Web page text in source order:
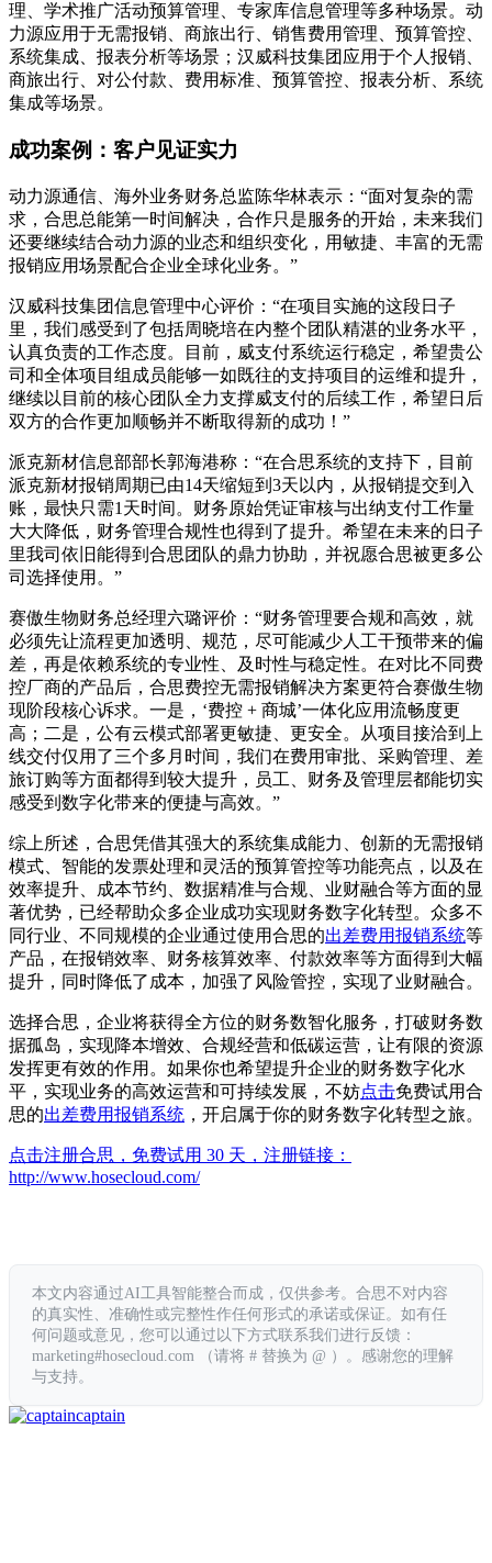
理、学术推广活动预算管理、专家库信息管理等多种场景。动
力源应用于无需报销、商旅出行、销售费用管理、预算管控、
系统集成、报表分析等场景；汉威科技集团应用于个人报销、
商旅出行、对公付款、费用标准、预算管控、报表分析、系统
集成等场景。
成功案例：客户见证实力
动力源通信、海外业务财务总监陈华林表示：“面对复杂的需
求，合思总能第一时间解决，合作只是服务的开始，未来我们
还要继续结合动力源的业态和组织变化，用敏捷、丰富的无需
报销应用场景配合企业全球化业务。”
汉威科技集团信息管理中心评价：“在项目实施的这段日子
里，我们感受到了包括周晓培在内整个团队精湛的业务水平，
认真负责的工作态度。目前，威支付系统运行稳定，希望贵公
司和全体项目组成员能够一如既往的支持项目的运维和提升，
继续以目前的核心团队全力支撑威支付的后续工作，希望日后
双方的合作更加顺畅并不断取得新的成功！”
派克新材信息部部长郭海港称：“在合思系统的支持下，目前
派克新材报销周期已由14天缩短到3天以内，从报销提交到入
账，最快只需1天时间。财务原始凭证审核与出纳支付工作量
大大降低，财务管理合规性也得到了提升。希望在未来的日子
里我司依旧能得到合思团队的鼎力协助，并祝愿合思被更多公
司选择使用。”
赛傲生物财务总经理六璐评价：“财务管理要合规和高效，就
必须先让流程更加透明、规范，尽可能减少人工干预带来的偏
差，再是依赖系统的专业性、及时性与稳定性。在对比不同费
控厂商的产品后，合思费控无需报销解决方案更符合赛傲生物
现阶段核心诉求。一是，‘费控 + 商城’一体化应用流畅度更
高；二是，公有云模式部署更敏捷、更安全。从项目接洽到上
线交付仅用了三个多月时间，我们在费用审批、采购管理、差
旅订购等方面都得到较大提升，员工、财务及管理层都能切实
感受到数字化带来的便捷与高效。”
综上所述，合思凭借其强大的系统集成能力、创新的无需报销
模式、智能的发票处理和灵活的预算管控等功能亮点，以及在
效率提升、成本节约、数据精准与合规、业财融合等方面的显
著优势，已经帮助众多企业成功实现财务数字化转型。众多不
同行业、不同规模的企业通过使用合思的出差费用报销系统等
产品，在报销效率、财务核算效率、付款效率等方面得到大幅
提升，同时降低了成本，加强了风险管控，实现了业财融合。
选择合思，企业将获得全方位的财务数智化服务，打破财务数
据孤岛，实现降本增效、合规经营和低碳运营，让有限的资源
发挥更有效的作用。如果你也希望提升企业的财务数字化水
平，实现业务的高效运营和可持续发展，不妨点击免费试用合
思的出差费用报销系统 ，开启属于你的财务数字化转型之旅。
点击注册合思，免费试用 30 天，注册链接：
http://www.hosecloud.com/
本文内容通过AI工具智能整合而成，仅供参考。合思不对内容
的真实性、准确性或完整性作任何形式的承诺或保证。如有任
何问题或意见，您可以通过以下方式联系我们进行反馈：
marketing#hosecloud.com （请将 # 替换为 @ ）。感谢您的理解
与支持。
captain